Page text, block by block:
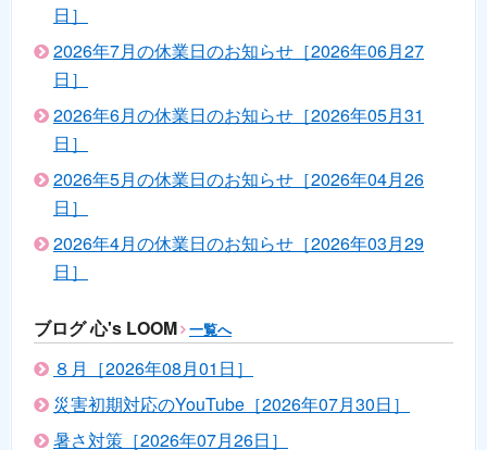
日］
2026年7月の休業日のお知らせ［2026年06月27
日］
2026年6月の休業日のお知らせ［2026年05月31
日］
2026年5月の休業日のお知らせ［2026年04月26
日］
2026年4月の休業日のお知らせ［2026年03月29
日］
ブログ 心's LOOM 一覧へ
８月［2026年08月01日］
災害初期対応のYouTube［2026年07月30日］
暑さ対策［2026年07月26日］